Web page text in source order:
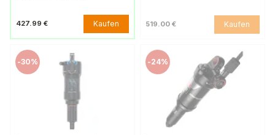
427.99 € Kaufen 519.00 € Kaufen
-30% -24%